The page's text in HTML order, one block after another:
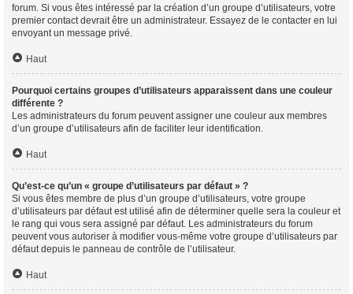
forum. Si vous êtes intéressé par la création d’un groupe d’utilisateurs, votre
premier contact devrait être un administrateur. Essayez de le contacter en lui
envoyant un message privé.
Haut
Pourquoi certains groupes d’utilisateurs apparaissent dans une couleur
différente ?
Les administrateurs du forum peuvent assigner une couleur aux membres
d’un groupe d’utilisateurs afin de faciliter leur identification.
Haut
Qu’est-ce qu’un « groupe d’utilisateurs par défaut » ?
Si vous êtes membre de plus d’un groupe d’utilisateurs, votre groupe
d’utilisateurs par défaut est utilisé afin de déterminer quelle sera la couleur et
le rang qui vous sera assigné par défaut. Les administrateurs du forum
peuvent vous autoriser à modifier vous-même votre groupe d’utilisateurs par
défaut depuis le panneau de contrôle de l’utilisateur.
Haut